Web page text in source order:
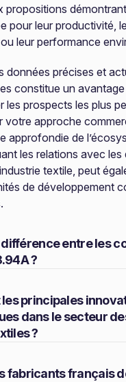
propositions
pour leur productivité,
leur performance
données précises et
constitue un
les prospects les plus
votre approche
approfondie de
les relations avec les
textile, peut
de développement
entre les
?
les principales
dans le secteur
?
fabricants français